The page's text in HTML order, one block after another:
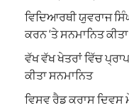
ਵਿਦਿਆਰਥੀ ਯੁਵਰਾਜ
ਕਰਨ ‘ਤੇ ਸਨਮਾਨਿਤ ਕੀਤਾ
ਵੱਖ ਵੱਖ ਖੇਤਰਾਂ ਵਿੱਚ
ਕੀਤਾ ਸਨਮਾਨਿਤ
ਵਿਸਵ ਰੈਡ ਕਰਾਸ ਦਿਵਸ